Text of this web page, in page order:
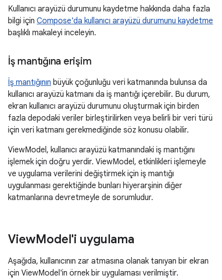
Kullanıcı arayüzü durumunu kaydetme hakkında daha fazla
bilgi için Compose'da kullanıcı arayüzü durumunu kaydetme
başlıklı makaleyi inceleyin.
İş mantığına erişim
İş mantığının büyük çoğunluğu veri katmanında bulunsa da
kullanıcı arayüzü katmanı da iş mantığı içerebilir. Bu durum,
ekran kullanıcı arayüzü durumunu oluşturmak için birden
fazla depodaki veriler birleştirilirken veya belirli bir veri türü
için veri katmanı gerekmediğinde söz konusu olabilir.
ViewModel, kullanıcı arayüzü katmanındaki iş mantığını
işlemek için doğru yerdir. ViewModel, etkinlikleri işlemeyle
ve uygulama verilerini değiştirmek için iş mantığı
uygulanması gerektiğinde bunları hiyerarşinin diğer
katmanlarına devretmeyle de sorumludur.
ViewModel'i uygulama
Aşağıda, kullanıcının zar atmasına olanak tanıyan bir ekran
için ViewModel'in örnek bir uygulaması verilmiştir.